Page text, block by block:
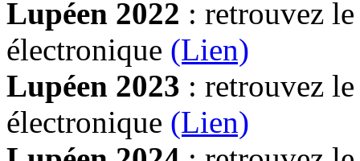
Lupéen 2022 : retrouvez
électronique (Lien)
Lupéen 2023 : retrouvez
électronique (Lien)